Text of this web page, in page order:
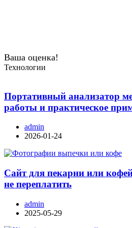
Ваша оценка!
Технологии
Портативный анализатор
работы и практическое
admin
2026-01-24
Сайт для пекарни или
не переплатить
admin
2025-05-29